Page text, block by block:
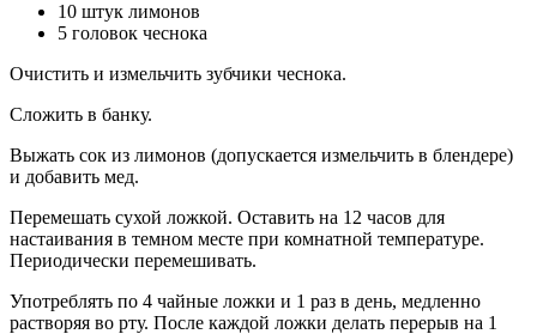
10 штук лимонов
5 головок чеснока
Очистить и измельчить зубчики чеснока.
Сложить в банку.
Выжать сок из лимонов (допускается измельчить в блендере)
и добавить мед.
Перемешать сухой ложкой. Оставить на 12 часов для
настаивания в темном месте при комнатной температуре.
Периодически перемешивать.
Употреблять по 4 чайные ложки и 1 раз в день, медленно
растворяя во рту. После каждой ложки делать перерыв на 1